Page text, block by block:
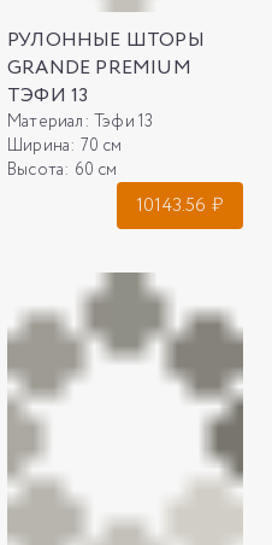
РУЛОННЫЕ ШТОРЫ
GRANDE PREMIUM
ТЭФИ 13
Материал: Тэфи 13
Ширина: 70 см
Высота: 60 см
10143.56 ₽